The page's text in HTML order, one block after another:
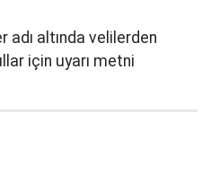
adı altında velilerden
için uyarı metni